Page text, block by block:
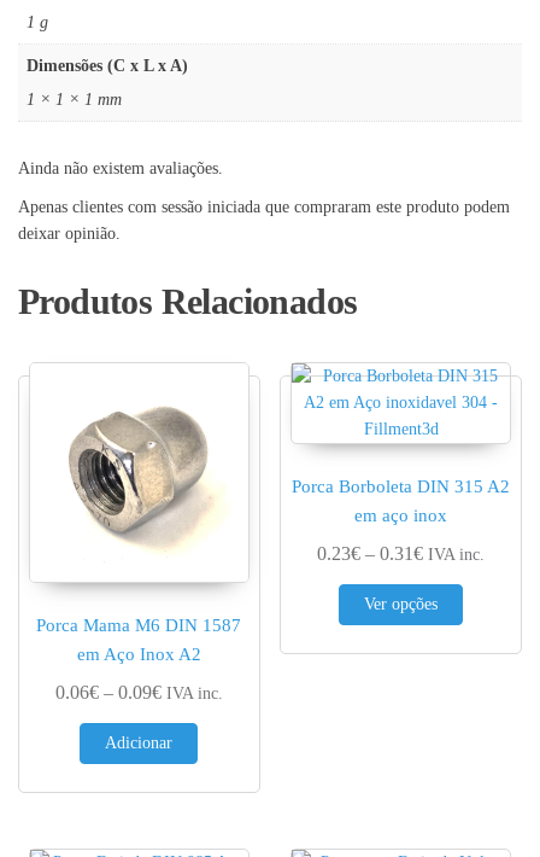
1 g
Dimensões (C x L x A)
1 × 1 × 1 mm
Ainda não existem avaliações.
Apenas clientes com sessão iniciada que compraram este produto podem
deixar opinião.
Produtos Relacionados
Porca Mama M6 DIN 1587
em Aço Inox A2
0.06€ – 0.09€Price range: 0.06€ through 0.09€
IVA inc.
Adicionar
Porca Borboleta DIN 315 A2
em aço inox
0.23€ – 0.31€Price range:
IVA inc.
Ver opções
This